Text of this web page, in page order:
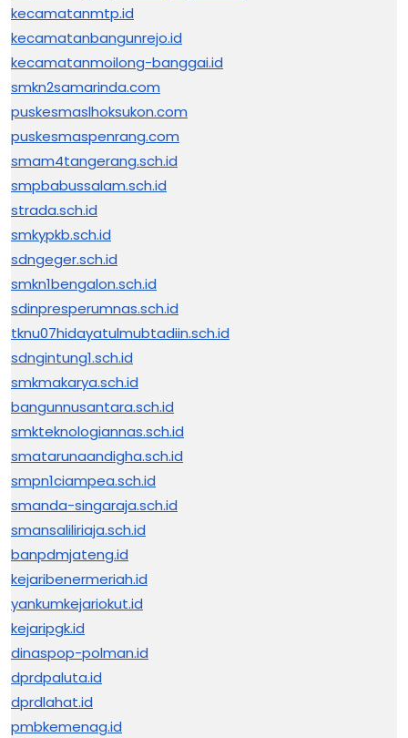
kecamatanmtp.id
kecamatanbangunrejo.id
kecamatanmoilong-banggai.id
smkn2samarinda.com
puskesmaslhoksukon.com
puskesmaspenrang.com
smam4tangerang.sch.id
smpbabussalam.sch.id
strada.sch.id
smkypkb.sch.id
sdngeger.sch.id
smkn1bengalon.sch.id
sdinpresperumnas.sch.id
tknu07hidayatulmubtadiin.sch.id
sdngintung1.sch.id
smkmakarya.sch.id
bangunnusantara.sch.id
smkteknologiannas.sch.id
smatarunaandigha.sch.id
smpn1ciampea.sch.id
smanda-singaraja.sch.id
smansaliliriaja.sch.id
banpdmjateng.id
kejaribenermeriah.id
yankumkejariokut.id
kejaripgk.id
dinaspop-polman.id
dprdpaluta.id
dprdlahat.id
pmbkemenag.id